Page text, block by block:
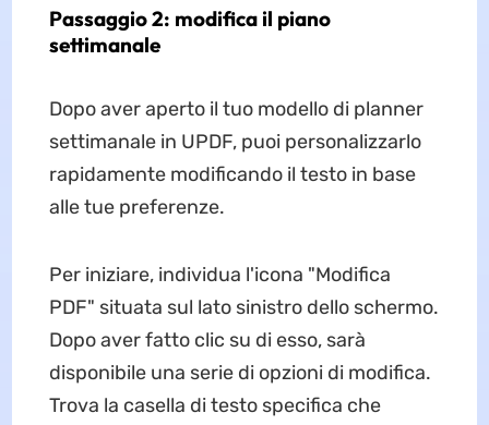
Passaggio 2: modifica il piano
settimanale
Dopo aver aperto il tuo modello di planner
settimanale in UPDF, puoi personalizzarlo
rapidamente modificando il testo in base
alle tue preferenze.
Per iniziare, individua l'icona "Modifica
PDF" situata sul lato sinistro dello schermo.
Dopo aver fatto clic su di esso, sarà
disponibile una serie di opzioni di modifica.
Trova la casella di testo specifica che